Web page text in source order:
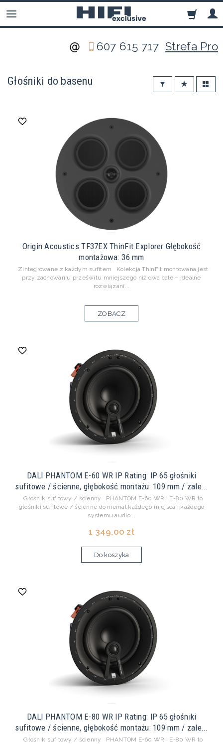
607 615 717Strefa Pro
Głośniki do basenu
Origin Acoustics TF37EX ThinFit Explorer Głębokość
montażowa: 36 mm
Zintegrowane z każdym sufitem Kolekcja ThinFit montowana jest
przy zachowaniu prześwitu mniejszego niż dwa cale – idealne
rozwiązani...
ZOBACZ
DALI PHANTOM E-60 WR IP Rating: IP 65 głośniki
sufitowe / ścienne, głębokość montażu: 109 mm / zale...
Głośnik sufitowy / ścienny PHANTOM E-60 WR i E-80 WR to
głośniki sufitowe / ścienne do niemal każdego miejsca i każdego
systemu audio...
1 349,00 zł
Do koszyka
DALI PHANTOM E-80 WR IP Rating: IP 65 głośniki
sufitowe / ścienne, głębokość montażu: 109 mm / zale...
Głośnik sufitowy / ścienny PHANTOM E-60 WR i E-80 WR to